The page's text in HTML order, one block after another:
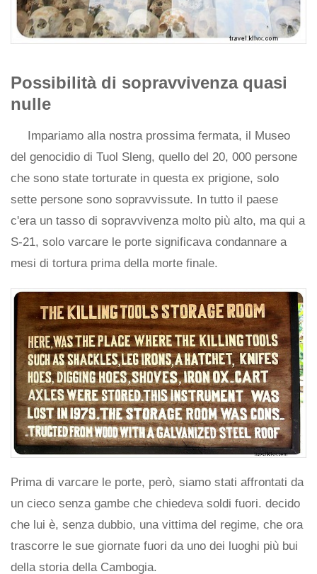
Possibilità di sopravvivenza quasi
nulle
Impariamo alla nostra prossima fermata, il Museo
del genocidio di Tuol Sleng, quello del 20, 000 persone
che sono state torturate in questa ex prigione, solo
sette persone sono sopravvissute. In tutto il paese
c'era un tasso di sopravvivenza molto più alto, ma qui a
S-21, solo varcare le porte significava condannare a
mesi di tortura prima della morte finale.
Prima di varcare le porte, però, siamo stati affrontati da
un cieco senza gambe che chiedeva soldi fuori. decido
che lui è, senza dubbio, una vittima del regime, che ora
trascorre le sue giornate fuori da uno dei luoghi più bui
della storia della Cambogia.